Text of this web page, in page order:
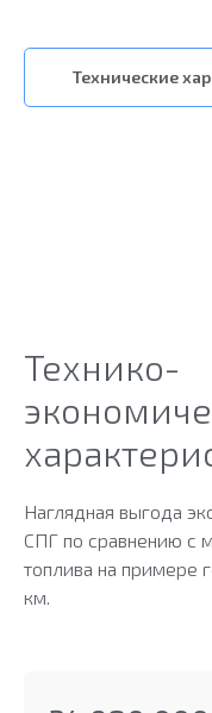
Технические
Технико-
Наглядная выгода
СПГ по сравнению с
топлива на примере
км.